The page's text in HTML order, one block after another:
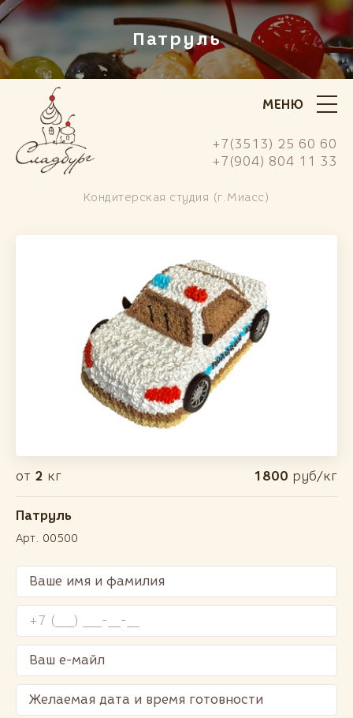
Патруль
МЕНЮ
Кондитерская студия (г.Миасс)
+7(3513) 25 60 60
+7(904) 804 11 33
от 2 кг 1800 руб/кг
Патруль
Арт. 00500